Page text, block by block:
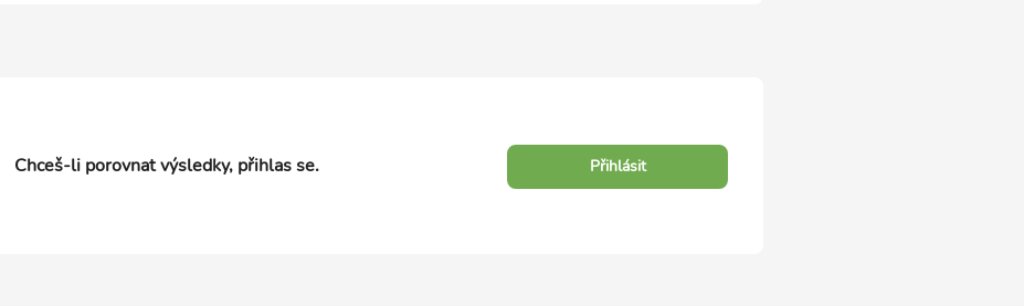
Chceš-li porovnat výsledky, přihlas se. Přihlásit